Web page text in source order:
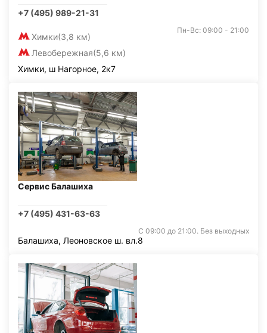
+7 (495) 989-21-31
Химки(3,8 км)
Левобережная(5,6 км)
Пн-Вс: 09:00 - 21:00
Химки, ш Нагорное, 2к7
Сервис Балашиха
+7 (495) 431-63-63
С 09:00 до 21:00. Без выходных
Балашиха, Леоновское ш. вл.8